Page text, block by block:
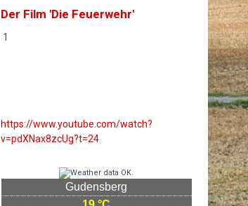
Der Film 'Die Feuerwehr'
1
https://www.youtube.com/watch?
v=pdXNax8zcUg?t=24
Gudensberg